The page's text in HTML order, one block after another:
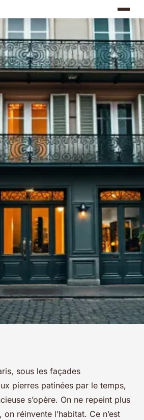
de rénovation
maisons à Paris
•11 min de lecture
sous les façades
pierres patinées par le temps,
s’opère. On ne repeint plus
réinvente l’habitat. Ce n’est